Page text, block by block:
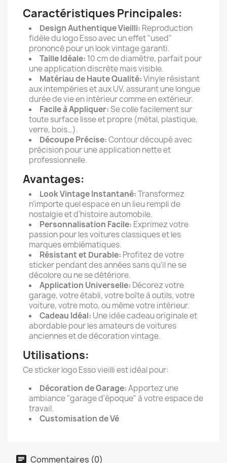
Caractéristiques Principales:
Design Authentique Vieilli: Reproduction
fidèle du logo Esso avec un effet "used"
prononcé pour un look vintage garanti.
Taille Idéale: 10 cm de diamètre, parfait pour
une application discrète mais visible.
Matériau de Haute Qualité:Vinyle résistant
aux intempéries et aux UV, assurant une longue
durée de vie en intérieur comme en extérieur.
Facile à Appliquer:Se colle facilement sur
toute surface lisse et propre (métal, plastique,
verre, bois…).
Découpe Précise:Contour découpé avec
précision pour une application nette et
professionnelle.
Avantages:
Look Vintage Instantané:Transformez
n'importe quel espace en un lieu rempli de
nostalgie et d'histoire automobile.
Personnalisation Facile: Exprimez votre
passion pour les voitures classiques et les
marques emblématiques.
Résistant et Durable: Profitez de votre
sticker pendant des années sans qu'il ne se
décolore ou ne se détériore.
Application Universelle: Décorez votre
garage, votre établi, votre boîte à outils, votre
voiture, votre moto, ou même votre intérieur.
Cadeau Idéal: Une idée cadeau originale et
abordable pour les amateurs de voitures
anciennes et de décoration vintage.
Utilisations:
Ce sticker logo Esso vieilli est idéal pour:
Décoration de Garage:Apportez une
ambiance "garage d'époque" à votre espace de
travail.
Customisation de Vé
Commentaires (0)